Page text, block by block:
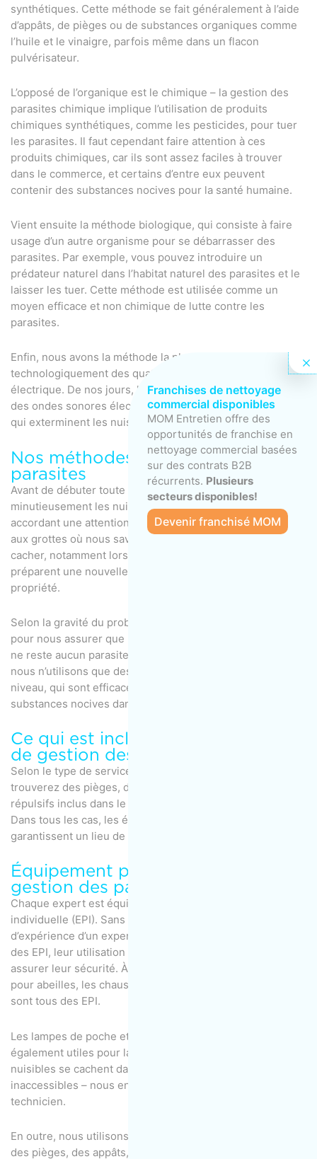
synthétiques. Cette méthode se fait généralement à l’aide
d’appâts, de pièges ou de substances organiques comme
l’huile et le vinaigre, parfois même dans un flacon
pulvérisateur.
L’opposé de l’organique est le chimique – la gestion des
parasites chimique implique l’utilisation de produits
chimiques synthétiques, comme les pesticides, pour tuer
les parasites. Il faut cependant faire attention à ces
produits chimiques, car ils sont assez faciles à trouver
dans le commerce, et certains d’entre eux peuvent
contenir des substances nocives pour la santé humaine.
Vient ensuite la méthode biologique, qui consiste à faire
usage d’un autre organisme pour se débarrasser des
parasites. Par exemple, vous pouvez introduire un
prédateur naturel dans l’habitat naturel des parasites et le
laisser les tuer. Cette méthode est utilisée comme un
moyen efficace et non chimique de lutte contre les
parasites.
Enfin, nous avons la méthode la plus avancée
technologiquement des quatre, à savoir le contrôle
électrique. De nos jours, les répulsifs à nuisibles émettent
des ondes sonores électromagnétiques ou ultrasoniques
qui exterminent les nuisibles de leur environnement.
Nos méthodes de gestion des
parasites
Avant de débuter toute extermination, nous recherchons
minutieusement les nuisibles dans tout le périmètre, en
accordant une attention particulière aux trous profonds et
aux grottes où nous savons que les nuisibles aiment se
cacher, notamment lorsqu’ils hibernent en hiver et
préparent une nouvelle vague pour infester votre
propriété.
Selon la gravité du problème, nous prenons notre temps
pour nous assurer que rien n’est laissé au hasard et qu’il
ne reste aucun parasite après notre travail. Parallèlement,
nous n’utilisons que des méthodes commerciales de haut
niveau, qui sont efficaces et ne laissent aucune trace de
substances nocives dans votre maison.
Ce qui est inclus dans les services
de gestion des parasites
Selon le type de service que vous choisissez, vous
trouverez des pièges, des produits chimiques ou des
répulsifs inclus dans le service de gestion des parasites.
Dans tous les cas, les équipements inclus vous
garantissent un lieu de vie et de travail sans nuisibles.
Équipement professionnel de
gestion des parasites
Chaque expert est équipé d’un équipement de protection
individuelle (EPI). Sans égard au nombre d’années
d’expérience d’un expert ou bien du caractère encombrant
des EPI, leur utilisation est obligatoire en tout temps pour
assurer leur sécurité. À titre d’exemple, les combinaisons
pour abeilles, les chaussons, les masques, les gants, etc.
sont tous des EPI.
Les lampes de poche et les lampes frontales sont
également utiles pour la plupart des travaux où les
nuisibles se cachent dans des trous sombres et presque
inaccessibles – nous en fournissons donc à chaque
technicien.
En outre, nous utilisons du matériel biologique, comme
des pièges, des appâts, des répulsifs ou tout autre
Franchises de nettoyage
commercial disponibles
MOM Entretien offre des
opportunités de franchise en
nettoyage commercial basées
sur des contrats B2B
récurrents. Plusieurs
secteurs disponibles!
Devenir franchisé MOM